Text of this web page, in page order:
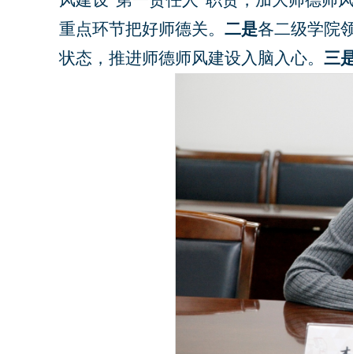
重点环节把好师德关。 二是各二级学院
状态，推进师德师风建设入脑入心。 三